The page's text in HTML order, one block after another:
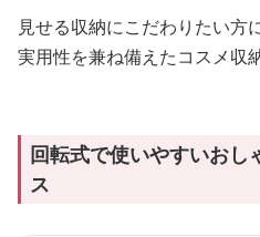
見せる収納にこだわりたい方
実用性を兼ね備えたコスメ収
回転式で使いやすいおし
ス